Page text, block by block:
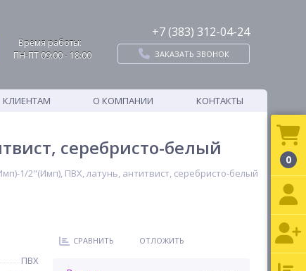
Время работы:
ПН-ПТ 09:00 - 18:00
+7 (383) 312-04-24
ЗАКАЗАТЬ ЗВОНОК
КЛИЕНТАМ О КОМПАНИИ КОНТАКТЫ
серебристо-белый
1/2"(Имп), ПВХ, латунь, антитвист, серебристо-белый
ПВХ
СРАВНИТЬ ОТЛОЖИТЬ
0